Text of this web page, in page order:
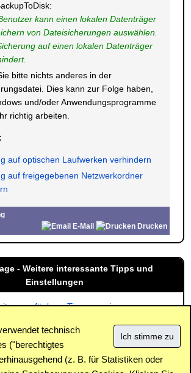
kann einen lokalen Datenträger
von Dateisicherungen auswählen.
auf einen lokalen Datenträger
bitte nichts anderes in der
Dies kann zur Folge haben,
und/oder Anwendungsprogramme
richtig arbeiten.
auf optischen Laufwerken verhindern
auf freigegebenen Netzwerkordner
E-Mail
Drucken
- Weitere interessante Tipps und
Einstellungen
verfügbare Tipps anzeigen
technisch
("berechtigtes
(z. B. für Statistiken oder
Kontakt | Datenschutz / Cookies |
SPAM /